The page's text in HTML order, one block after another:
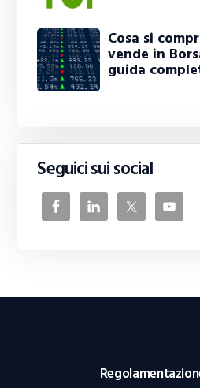
Cosa si
vende in
guida
Seguici sui social